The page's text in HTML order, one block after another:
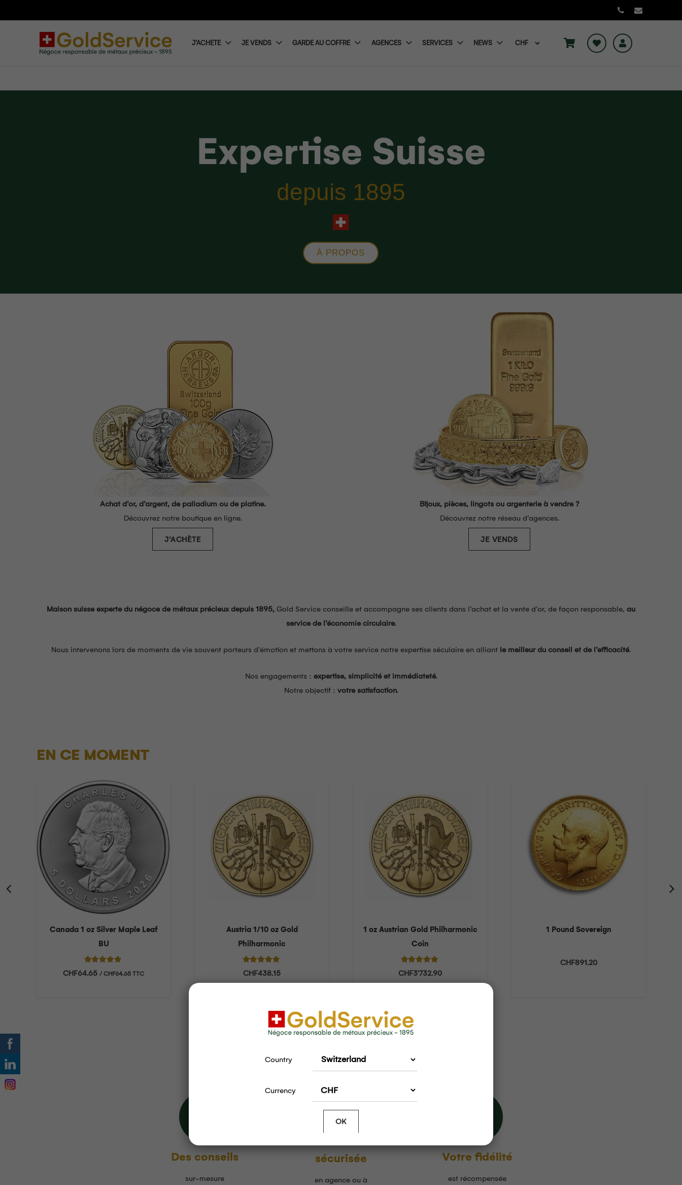
J’ACHETE JE VENDS GARDE AU COFFRE AGENCES SERVICES NEWS
Expertise Suisse
À PROPOS
depuis 1895
Achat d’or, d’argent, de palladium ou de platine.
Découvrez notre boutique en ligne.
J’ACHÈTE
Bijoux, pièces, lingots ou argenterie à vendre ?
Découvrez notre réseau d’agences.
JE VENDS
Maison suisse experte du négoce de métaux précieux depuis 1895, Gold Service conseille et accompagne ses clients dans l’achat et la vente d’or, de façon responsable, au
service de l’économie circulaire.
Nous intervenons lors de moments de vie souvent porteurs d’émotion et mettons à votre service notre expertise séculaire en alliant le meilleur du conseil et de l’efficacité.
Nos engagements : expertise, simplicité et immédiateté.
Notre objectif : votre satisfaction.
EN CE MOMENT
Canada 1 oz Silver Maple Leaf
BU
CHF64.65 / CHF64.65 TTC
Austria 1/10 oz Gold
Philharmonic
CHF438.15
1 oz Austrian Gold Philharmonic
Coin
CHF3'732.90
1 Pound Sovereign
CHF891.20
Des conseils
sur-mesure
sécurisée
en agence ou à
Votre fidélité
est récompensée
Country
Currency
OK